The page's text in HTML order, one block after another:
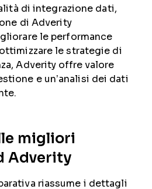
di integrazione dati,
di Adverity
le performance
le strategie di
Adverity offre valore
e un’analisi dei dati
migliori
Adverity
riassume i dettagli